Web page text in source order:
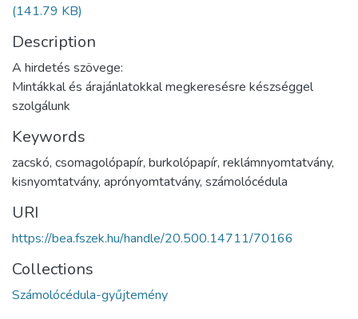
(141.79 KB)
Description
A hirdetés szövege:
Mintákkal és árajánlatokkal megkeresésre készséggel
szolgálunk
Keywords
zacskó, csomagolópapír, burkolópapír, reklámnyomtatvány,
kisnyomtatvány, aprónyomtatvány, számolócédula
URI
https://bea.fszek.hu/handle/20.500.14711/70166
Collections
Számolócédula-gyűjtemény